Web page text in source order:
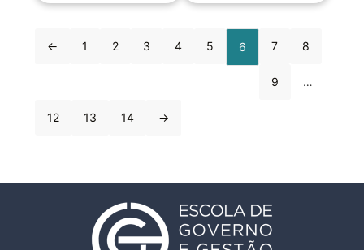
← 1 2 3 4 5 6 7 8
9 …
12 13 14 →